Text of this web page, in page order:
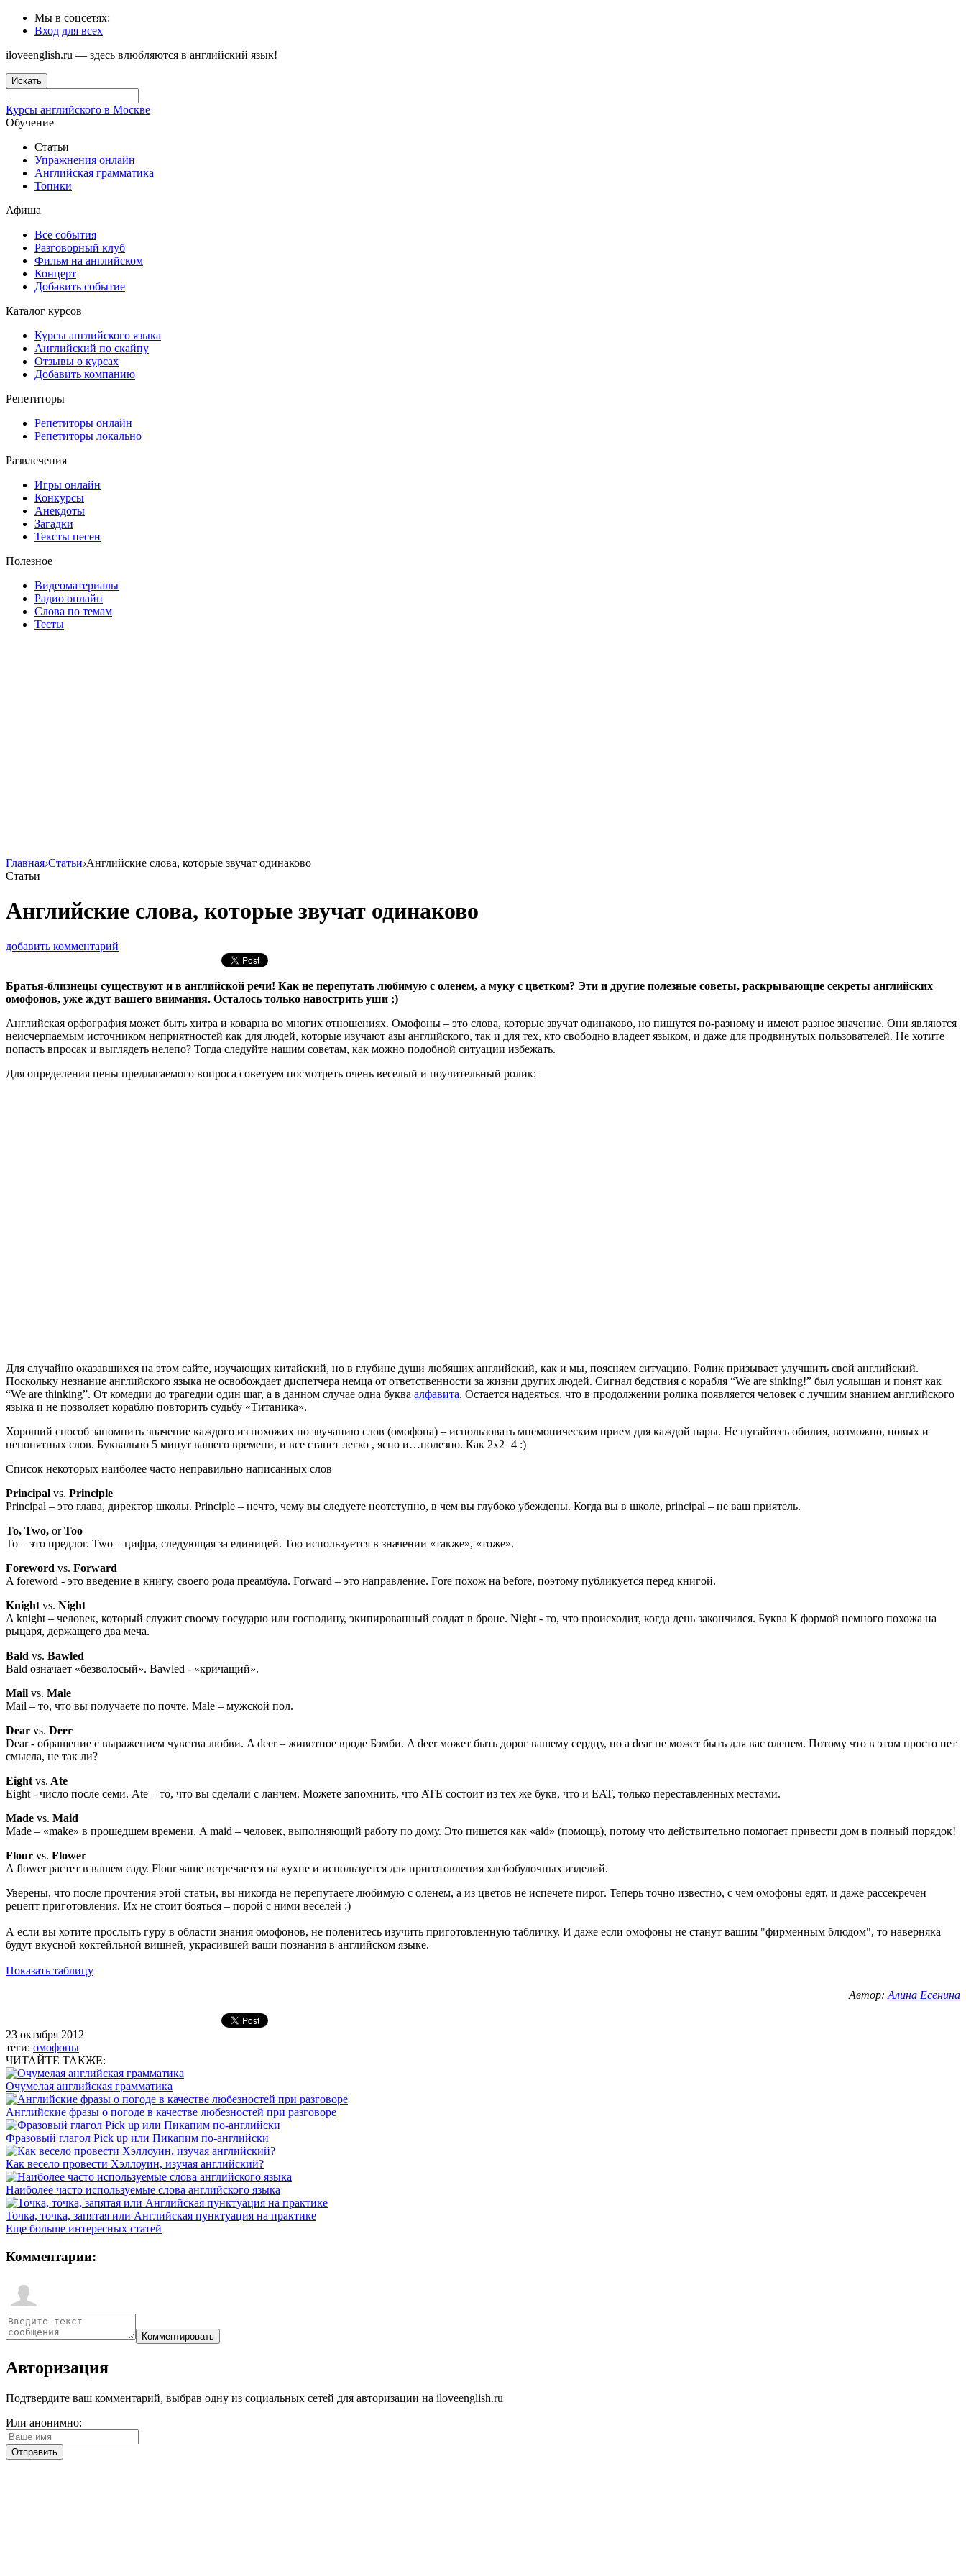
Мы в соцсетях:
Вход для всех
iloveenglish.ru — здесь влюбляются в английский язык!
Искать
Курсы английского в Москве
Обучение
Статьи
Упражнения онлайн
Английская грамматика
Топики
Афиша
Все события
Разговорный клуб
Фильм на английском
Концерт
Добавить событие
Каталог курсов
Курсы английского языка
Английский по скайпу
Отзывы о курсах
Добавить компанию
Репетиторы
Репетиторы онлайн
Репетиторы локально
Развлечения
Игры онлайн
Конкурсы
Анекдоты
Загадки
Тексты песен
Полезное
Видеоматериалы
Радио онлайн
Слова по темам
Тесты
Главная›Статьи›Английские слова, которые звучат одинаково
Статьи
Английские слова, которые звучат одинаково
добавить комментарий
Братья-близнецы существуют и в английской речи! Как не перепутать любимую с оленем, а муку с цветком? Эти и другие полезные советы, раскрывающие секреты английских
омофонов, уже ждут вашего внимания. Осталось только навострить уши ;)
Английская орфография может быть хитра и коварна во многих отношениях. Омофоны – это слова, которые звучат одинаково, но пишутся по-разному и имеют разное значение. Они являются
неисчерпаемым источником неприятностей как для людей, которые изучают азы английского, так и для тех, кто свободно владеет языком, и даже для продвинутых пользователей. Не хотите
попасть впросак и выглядеть нелепо? Тогда следуйте нашим советам, как можно подобной ситуации избежать.
Для определения цены предлагаемого вопроса советуем посмотреть очень веселый и поучительный ролик:
Для случайно оказавшихся на этом сайте, изучающих китайский, но в глубине души любящих английский, как и мы, поясняем ситуацию. Ролик призывает улучшить свой английский.
Поскольку незнание английского языка не освобождает диспетчера немца от ответственности за жизни других людей. Сигнал бедствия с корабля “We are sinking!” был услышан и понят как
“We are thinking”. От комедии до трагедии один шаг, а в данном случае одна буква алфавита. Остается надеяться, что в продолжении ролика появляется человек с лучшим знанием английского
языка и не позволяет кораблю повторить судьбу «Титаника».
Хороший способ запомнить значение каждого из похожих по звучанию слов (омофона) – использовать мнемоническим прием для каждой пары. Не пугайтесь обилия, возможно, новых и
непонятных слов. Буквально 5 минут вашего времени, и все станет легко , ясно и…полезно. Как 2x2=4 :)
Список некоторых наиболее часто неправильно написанных слов
Principal vs. Principle
Principal – это глава, директор школы. Principle – нечто, чему вы следуете неотступно, в чем вы глубоко убеждены. Когда вы в школе, principal – не ваш приятель.
To, Two, orToo
To – это предлог. Two – цифра, следующая за единицей. Too используется в значении «также», «тоже».
Foreword vs. Forward
A foreword - это введение в книгу, своего рода преамбула. Forward – это направление. Fore похож на before, поэтому публикуется перед книгой.
Knight vs. Night
A knight – человек, который служит своему государю или господину, экипированный солдат в броне. Night - то, что происходит, когда день закончился. Буква К формой немного похожа на
рыцаря, держащего два меча.
Bald vs. Bawled
Bald означает «безволосый». Bawled - «кричащий».
Mail vs. Male
Mail – то, что вы получаете по почте. Male – мужской пол.
Dear vs. Deer
Dear - обращение с выражением чувства любви. A deer – животное вроде Бэмби. A deer может быть дорог вашему сердцу, но a dear не может быть для вас оленем. Потому что в этом просто нет
смысла, не так ли?
Eight vs. Ate
Eight - число после семи. Ate – то, что вы сделали с ланчем. Можете запомнить, что ATE состоит из тех же букв, что и EAT, только переставленных местами.
Made vs. Maid
Made – «make» в прошедшем времени. A maid – человек, выполняющий работу по дому. Это пишется как «aid» (помощь), потому что действительно помогает привести дом в полный порядок!
Flour vs. Flower
A flower растет в вашем саду. Flour чаще встречается на кухне и используется для приготовления хлебобулочных изделий.
Уверены, что после прочтения этой статьи, вы никогда не перепутаете любимую с оленем, а из цветов не испечете пирог. Теперь точно известно, с чем омофоны едят, и даже рассекречен
рецепт приготовления. Их не стоит бояться – порой с ними веселей :)
А если вы хотите прослыть гуру в области знания омофонов, не поленитесь изучить приготовленную табличку. И даже если омофоны не станут вашим "фирменным блюдом", то наверняка
будут вкусной коктейльной вишней, украсившей ваши познания в английском языке.
Показать таблицу
Автор: Алина Есенина
23 октября 2012
теги: омофоны
ЧИТАЙТЕ ТАКЖЕ:
Очумелая английская грамматика
Английские фразы о погоде в качестве любезностей при разговоре
Фразовый глагол Pick up или Пикапим по-английски
Как весело провести Хэллоуин, изучая английский?
Наиболее часто используемые слова английского языка
Точка, точка, запятая или Английская пунктуация на практике
Еще больше интересных статей
Комментарии:
Авторизация
Подтвердите ваш комментарий, выбрав одну из социальных сетей для авторизации на iloveenglish.ru
Или анонимно: